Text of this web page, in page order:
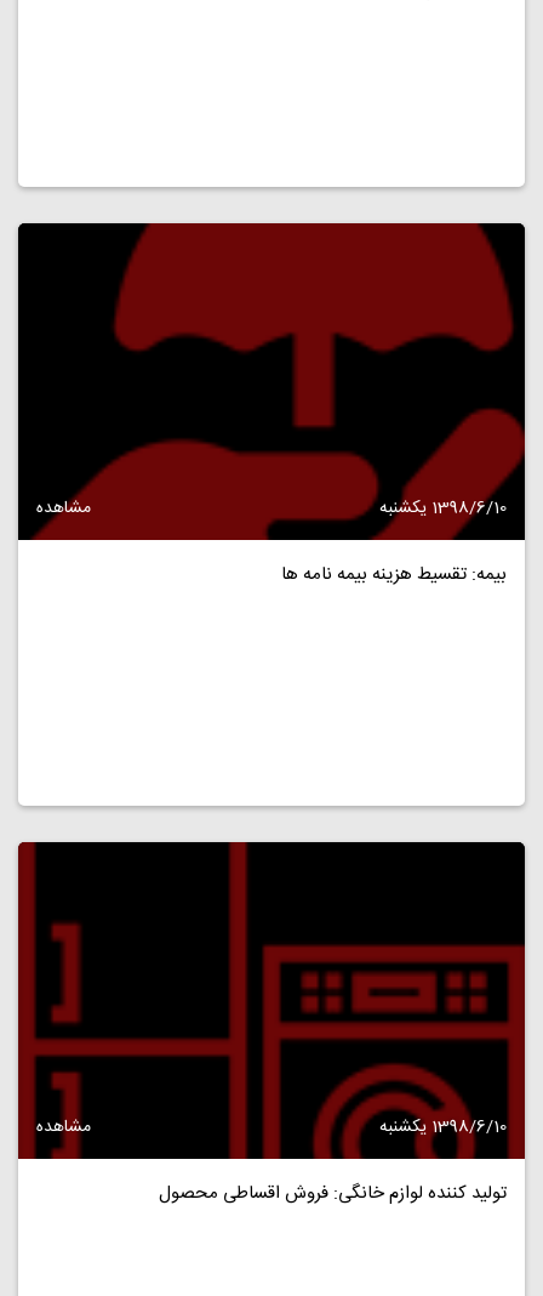
1398/6/10 یکشنبه مشاهده
بیمه: تقسیط هزینه بیمه نامه ها
1398/6/10 یکشنبه مشاهده
تولید کننده لوازم خانگی: فروش اقساطی محصول